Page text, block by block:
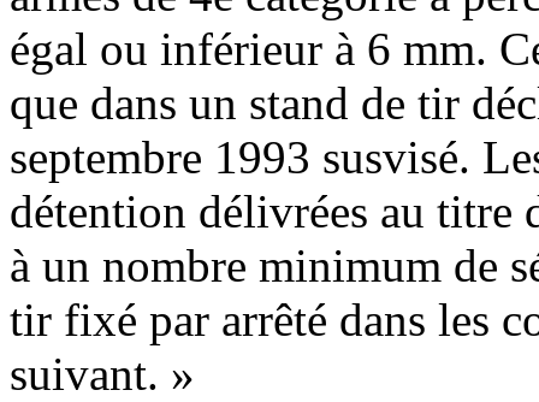
égal ou inférieur à 6 mm.
que dans un stand de tir
septembre 1993 susvisé.
détention délivrées au titre
à un nombre minimum de
tir fixé par arrêté dans les
suivant. »